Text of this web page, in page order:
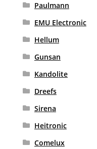
Paulmann
EMU Electronic
Hellum
Gunsan
Kandolite
Dreefs
Sirena
Heitronic
Comelux